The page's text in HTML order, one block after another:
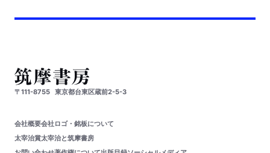
〒111-8755 東京都台東区蔵前2-5-3
会社概要会社ロゴ・銘板について
太宰治賞太宰治と筑摩書房